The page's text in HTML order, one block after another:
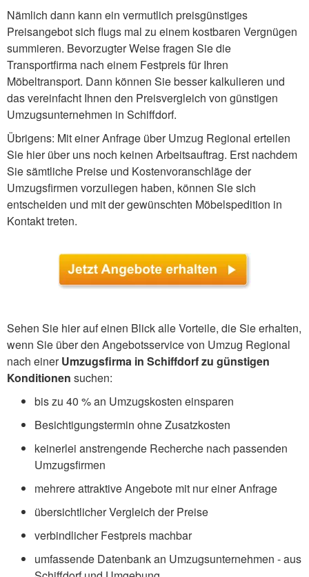
Nämlich dann kann ein vermutlich preisgünstiges
Preisangebot sich flugs mal zu einem kostbaren Vergnügen
summieren. Bevorzugter Weise fragen Sie die
Transportfirma nach einem Festpreis für Ihren
Möbeltransport. Dann können Sie besser kalkulieren und
das vereinfacht Ihnen den Preisvergleich von günstigen
Umzugsunternehmen in Schiffdorf.
Übrigens: Mit einer Anfrage über Umzug Regional erteilen
Sie hier über uns noch keinen Arbeitsauftrag. Erst nachdem
Sie sämtliche Preise und Kostenvoranschläge der
Umzugsfirmen vorzuliegen haben, können Sie sich
entscheiden und mit der gewünschten Möbelspedition in
Kontakt treten.
Sehen Sie hier auf einen Blick alle Vorteile, die Sie erhalten,
wenn Sie über den Angebotsservice von Umzug Regional
nach einerUmzugsfirma in Schiffdorf zu günstigen
Konditionen suchen:
bis zu 40 % an Umzugskosten einsparen
Besichtigungstermin ohne Zusatzkosten
keinerlei anstrengende Recherche nach passenden
Umzugsfirmen
mehrere attraktive Angebote mit nur einer Anfrage
übersichtlicher Vergleich der Preise
verbindlicher Festpreis machbar
umfassende Datenbank an Umzugsunternehmen - aus